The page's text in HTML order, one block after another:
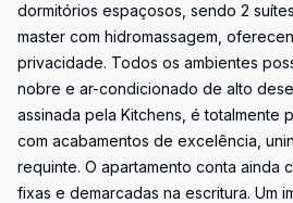
dormitórios espaçosos, sendo 2
master com hidromassagem,
privacidade. Todos os ambientes
nobre e ar-condicionado de alto
assinada pela Kitchens, é totalmente
com acabamentos de excelência,
requinte. O apartamento conta ainda
fixas e demarcadas na escritura. Um